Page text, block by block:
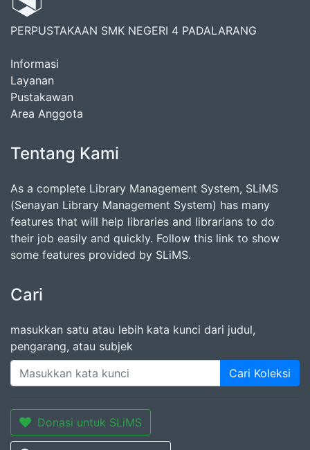
PERPUSTAKAAN SMK NEGERI 4 PADALARANG
Informasi
Layanan
Pustakawan
Area Anggota
Tentang Kami
As a complete Library Management System, SLiMS
(Senayan Library Management System) has many
features that will help libraries and librarians to do
their job easily and quickly. Follow this link to show
some features provided by SLiMS.
Cari
masukkan satu atau lebih kata kunci dari judul,
pengarang, atau subjek
Cari Koleksi
Donasi untuk SLiMS